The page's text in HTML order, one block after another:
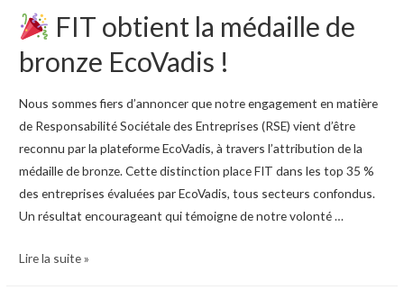
FIT obtient la médaille de
bronze EcoVadis !
Nous sommes fiers d’annoncer que notre engagement en matière
de Responsabilité Sociétale des Entreprises (RSE) vient d’être
reconnu par la plateforme EcoVadis, à travers l’attribution de la
médaille de bronze. Cette distinction place FIT dans les top 35 %
des entreprises évaluées par EcoVadis, tous secteurs confondus.
Un résultat encourageant qui témoigne de notre volonté …
Lire la suite »